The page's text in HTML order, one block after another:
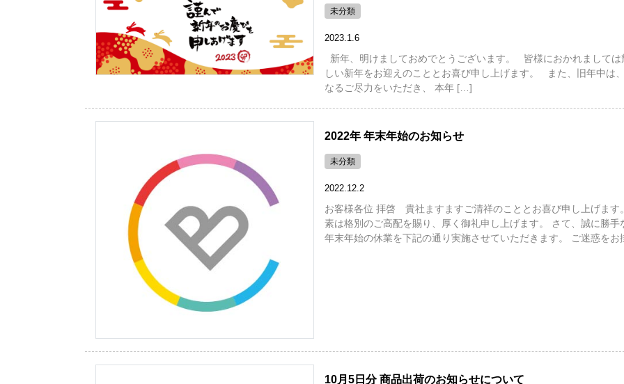
未分類
2023.1.6
新年、明けましておめでとうございます。 皆様におかれましては
しい新年をお迎えのこととお喜び申し上げます。 また、旧年中は
なるご尽力をいただき、 本年 […]
2022年 年末年始のお知らせ
未分類
2022.12.2
お客様各位 拝啓 貴社ますますご清祥のこととお喜び申し上げます
素は格別のご高配を賜り、厚く御礼申し上げます。 さて、誠に勝手
年末年始の休業を下記の通り実施させていただきます。 ご迷惑を
10月5日分 商品出荷のお知らせについて